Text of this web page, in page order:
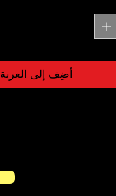
أضِف إلى العربة